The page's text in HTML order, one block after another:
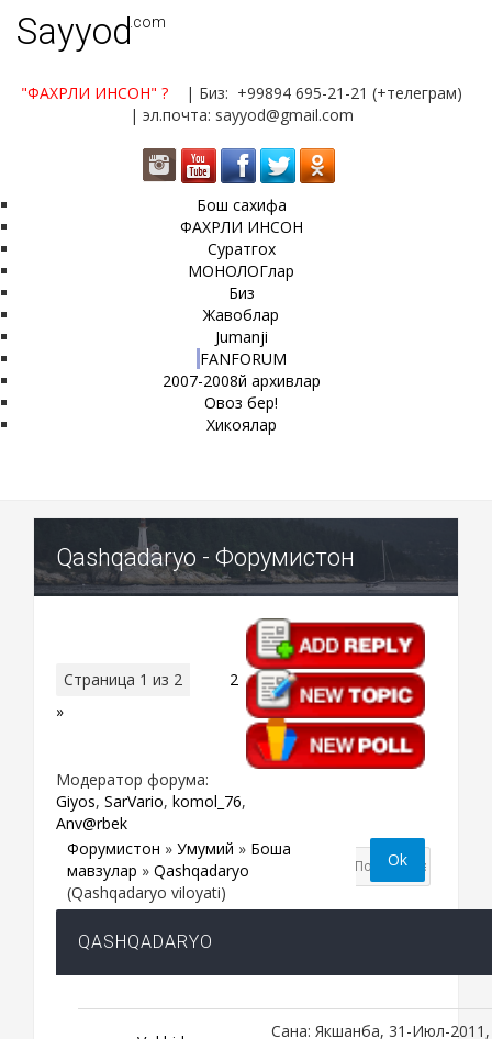
Sayyod.com
"ФАХРЛИ ИНСОН" ?
| Биз: +99894 695-21-21 (+телеграм)
| эл.почта: sayyod@gmail.com
Бош сахифа
ФАХРЛИ ИНСОН
Суратгох
МОНОЛОГлар
Биз
Жавоблар
Jumanji
FANFORUM
2007-2008й архивлар
Овоз бер!
Хикоялар
Qashqadaryo - Форумистон
Страница 1 из 2
2
»
Модератор форума:
Giyos, SarVario, komol_76,
Anv@rbek
Форумистон » Умумий » Бошқа
мавзулар » Qashqadaryo
(Qashqadaryo viloyati)
QASHQADARYO
Сана: Якшанба, 31-Июл-